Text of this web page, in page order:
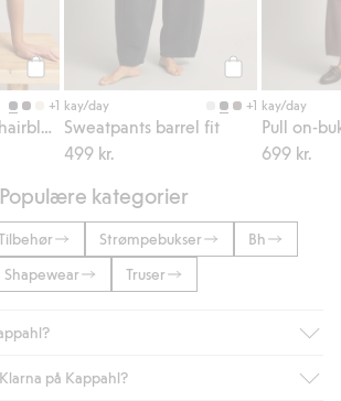
Legg til
+1
Legg til
kay/day +1
Sweatpants barrel fit
499 kr.
kay/day
Pull on-
699 kr.
Populære kategorier
Strømpebukser
Bh
Shapewear
Truser
Club har du alltid gratis frakt til butikk,
på Kappahl?